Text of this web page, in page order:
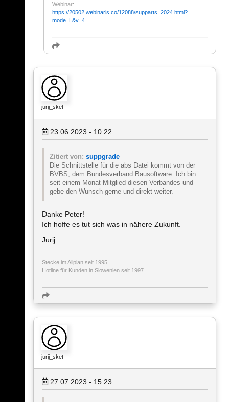
Webinar:
https://20502.webinaris.co/12088/supparts_2024.html?
mode=L&v=4
jurij_sket
23.06.2023 - 10:22
Zitiert von: suppgrade
Die Schnittstelle für die abs Datei kommt von der
BVBS, dem Bundesverband Bausoftware. Ich bin
seit einem Monat Mitglied diesen Verbandes und
gebe den Wunsch gerne und direkt weiter.
Danke Peter!
Ich hoffe es tut sich was in nähere Zukunft.
Jurij
Stecke im Allplan seit 1995
Hotline für Kunden in Slowenien seit 1997
jurij_sket
27.07.2023 - 15:23